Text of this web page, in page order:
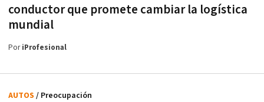
conductor que promete cambiar la logística
mundial
PoriProfesional
AUTOS / Preocupación